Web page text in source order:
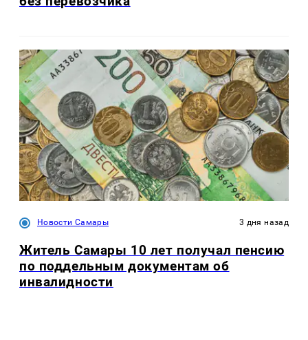
Новости Самары 3 дня назад
Житель Самары 10 лет получал пенсию
по поддельным документам об
инвалидности